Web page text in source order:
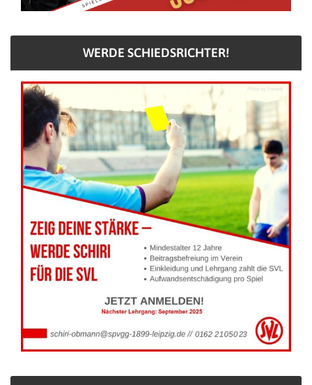
WERDE SCHIEDSRICHTER!